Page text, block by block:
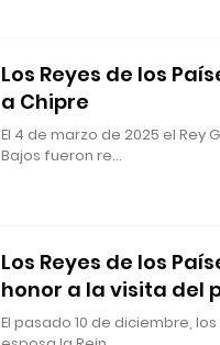
Los Reyes de los
a Chipre
El 4 de marzo de 2025 el Rey
Bajos fueron re…
Los Reyes de los
honor a la visita del
El pasado 10 de diciembre,